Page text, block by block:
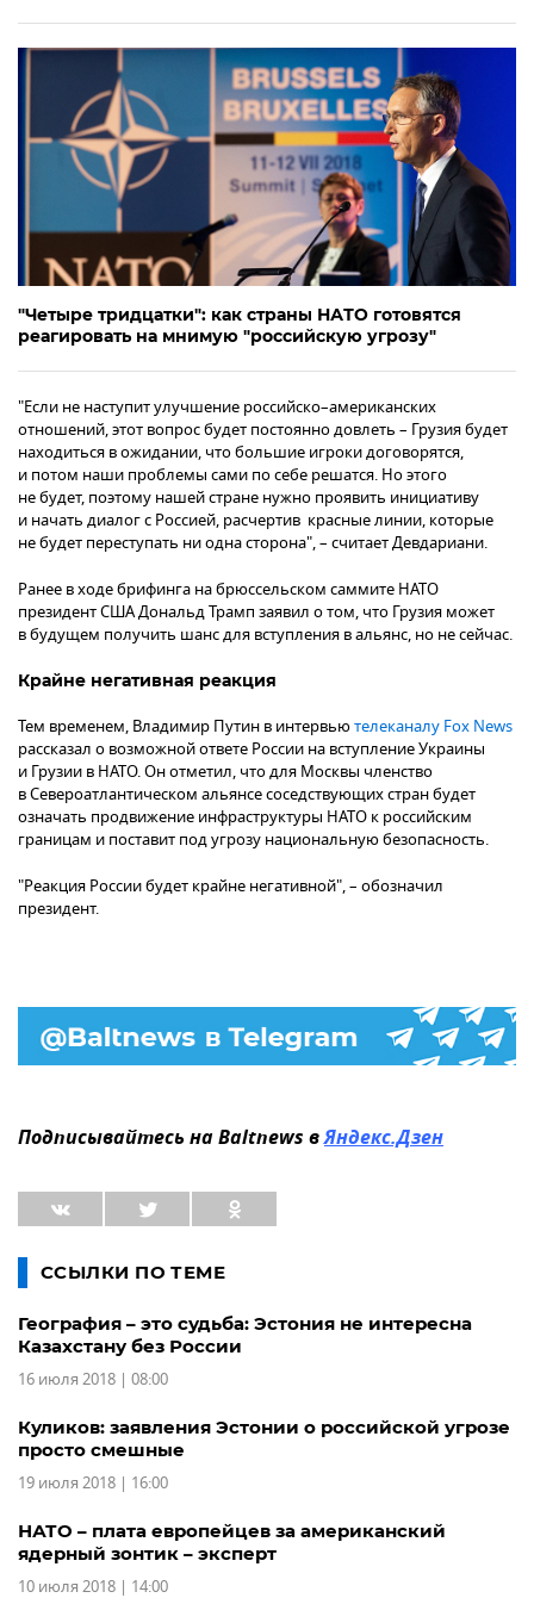
"Четыре тридцатки": как страны НАТО готовятся
реагировать на мнимую "российскую угрозу"
"Если не наступит улучшение российско–американских
отношений, этот вопрос будет постоянно довлеть – Грузия будет
находиться в ожидании, что большие игроки договорятся,
и потом наши проблемы сами по себе решатся. Но этого
не будет, поэтому нашей стране нужно проявить инициативу
и начать диалог с Россией, расчертив красные линии, которые
не будет переступать ни одна сторона", – считает Девдариани.
Ранее в ходе брифинга на брюссельском саммите НАТО
президент США Дональд Трамп заявил о том, что Грузия может
в будущем получить шанс для вступления в альянс, но не сейчас.
Крайне негативная реакция
Тем временем, Владимир Путин в интервьютелеканалу Fox News
рассказал о возможной ответе России на вступление Украины
и Грузии в НАТО. Он отметил, что для Москвы членство
в Североатлантическом альянсе соседствующих стран будет
означать продвижение инфраструктуры НАТО к российским
границам и поставит под угрозу национальную безопасность.
"Реакция России будет крайне негативной", – обозначил
президент.
Подписывайтесь на Baltnews вЯндекс.Дзен
ССЫЛКИ ПО ТЕМЕ
География – это судьба: Эстония не интересна
Казахстану без России
16 июля 2018 | 08:00
Куликов: заявления Эстонии о российской угрозе
просто смешные
19 июля 2018 | 16:00
НАТО – плата европейцев за американский
ядерный зонтик – эксперт
10 июля 2018 | 14:00